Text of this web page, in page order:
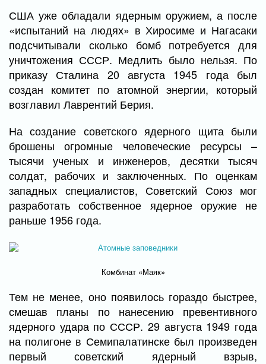
США уже обладали ядерным оружием, а после
«испытаний на людях» в Хиросиме и Нагасаки
подсчитывали сколько бомб потребуется для
уничтожения СССР. Медлить было нельзя. По
приказу Сталина 20 августа 1945 года был
создан комитет по атомной энергии, который
возглавил Лаврентий Берия.
На создание советского ядерного щита были
брошены огромные человеческие ресурсы –
тысячи ученых и инженеров, десятки тысяч
солдат, рабочих и заключенных. По оценкам
западных специалистов, Советский Союз мог
разработать собственное ядерное оружие не
раньше 1956 года.
Комбинат «Маяк»
Тем не менее, оно появилось гораздо быстрее,
смешав планы по нанесению превентивного
ядерного удара по СССР. 29 августа 1949 года
на полигоне в Семипалатинске был произведен
первый советский ядерный взрыв,